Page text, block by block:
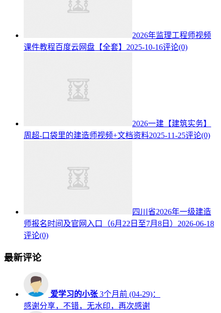
2026年监理工程师视频
课件教程百度云网盘【全套】 2025-10-16评论(0)
2026一建【建筑实务】
周超-口袋里的建造师视频+文档资料2025-11-25评论(0)
四川省2026年一级建造
师报名时间及官网入口（6月22日至7月8日） 2026-06-18
评论(0)
最新评论
爱学习的小张 3个月前 (04-29)：
感谢分享，不错，无水印，再次感谢